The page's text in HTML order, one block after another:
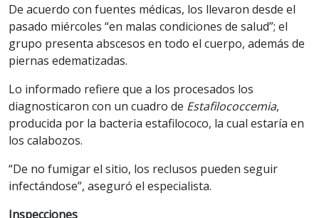
De acuerdo con fuentes médicas, los llevaron desde el
pasado miércoles “en malas condiciones de salud”; el
grupo presenta abscesos en todo el cuerpo, además de
piernas edematizadas.
Lo informado refiere que a los procesados los
diagnosticaron con un cuadro de Estafilococcemia,
producida por la bacteria estafilococo, la cual estaría en
los calabozos.
“De no fumigar el sitio, los reclusos pueden seguir
infectándose”, aseguró el especialista.
Inspecciones